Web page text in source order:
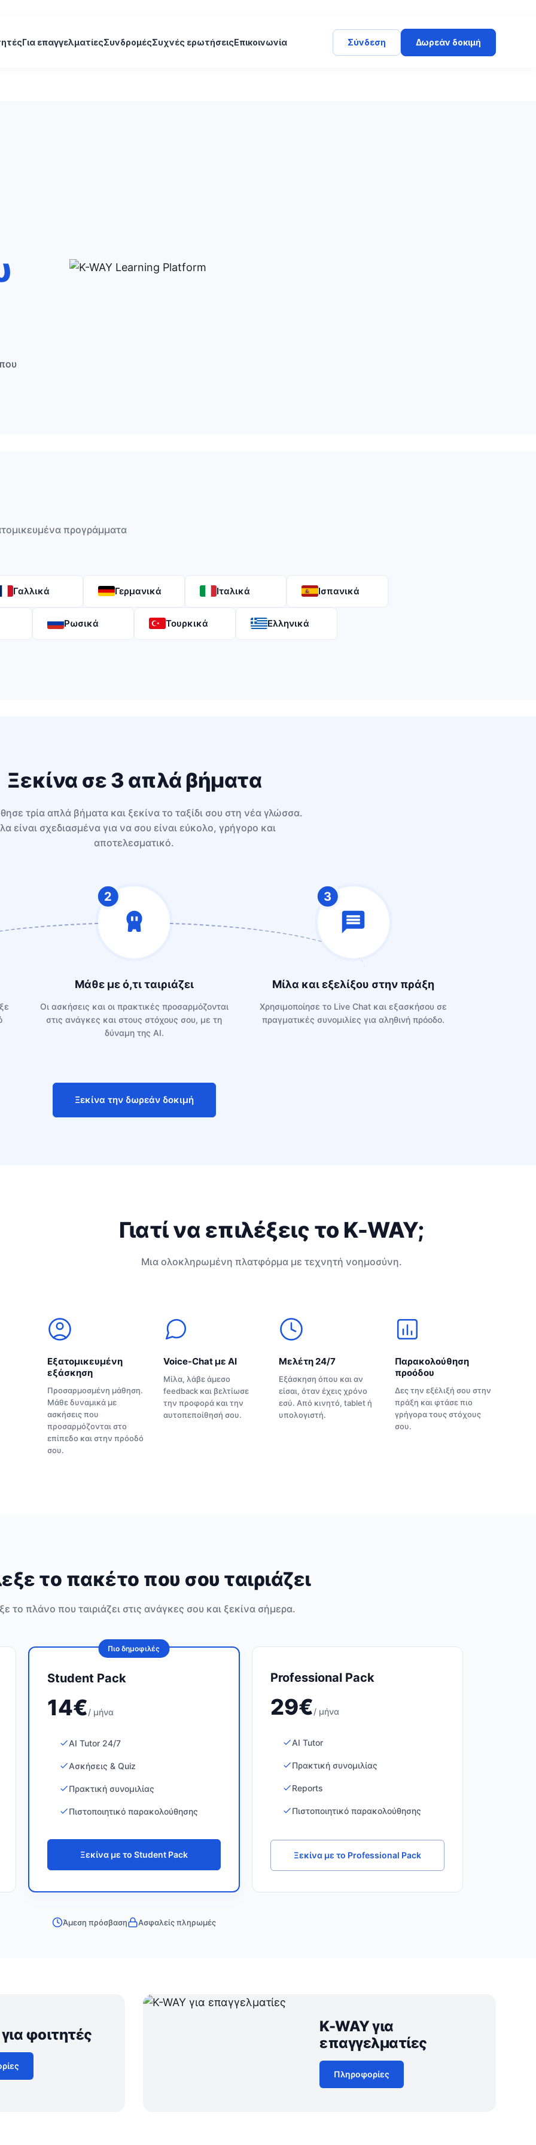
Για επαγγελματίεςΣυνδρομέςΣυχνές ερωτήσειςΕπικοινωνία Σύνδεση Δωρεάν δοκιμή
προγράμματα
Γαλλικά Γερμανικά Ιταλικά Ισπανικά
Ρωσικά Τουρκικά Ελληνικά
Ξεκίνα σε 3 απλά βήματα
τρία απλά βήματα και ξεκίνα το ταξίδι σου στη νέα γλώσσα.
είναι σχεδιασμένα για να σου είναι εύκολο, γρήγορο και
αποτελεσματικό.
2
Μάθε με ό,τι ταιριάζει
Oι ασκήσεις και οι πρακτικές προσαρμόζονται
στις ανάγκες και στους στόχους σου, με τη
δύναμη της AI.
3
Μίλα και εξελίξου στην πράξη
Χρησιμοποίησε το Live Chat και εξασκήσου σε
πραγματικές συνομιλίες για αληθινή πρόοδο.
Ξεκίνα την δωρεάν δοκιμή
Γιατί να επιλέξεις το K-WAY;
Μια ολοκληρωμένη πλατφόρμα με τεχνητή νοημοσύνη.
Εξατομικευμένη
εξάσκηση
Προσαρμοσμένη μάθηση.
Μάθε δυναμικά με
ασκήσεις που
προσαρμόζονται στο
επίπεδο και στην πρόοδό
σου.
Voice-Chat με ΑΙ
Μίλα, λάβε άμεσο
feedback και βελτίωσε
την προφορά και την
αυτοπεποίθησή σου.
Μελέτη 24/7
Εξάσκηση όπου και αν
είσαι, όταν έχεις χρόνο
εσύ. Από κινητό, tablet ή
υπολογιστή.
Παρακολούθηση
προόδου
Δες την εξέλιξή σου στην
πράξη και φτάσε πιο
γρήγορα τους στόχους
σου.
το πακέτο που σου ταιριάζει
το πλάνο που ταιριάζει στις ανάγκες σου και ξεκίνα σήμερα.
Πιο δημοφιλές
Student Pack
14€/ μήνα
AI Tutor 24/7
Ασκήσεις & Quiz
Πρακτική συνομιλίας
Πιστοποιητικό παρακολούθησης
Ξεκίνα με το Student Pack
Professional Pack
29€/ μήνα
AI Tutor
Πρακτική συνομιλίας
Reports
Πιστοποιητικό παρακολούθησης
Ξεκίνα με το Professional Pack
Άμεση πρόσβαση Ασφαλείς πληρωμές
φοιτητές
K-WAY για
επαγγελματίες
Πληροφορίες